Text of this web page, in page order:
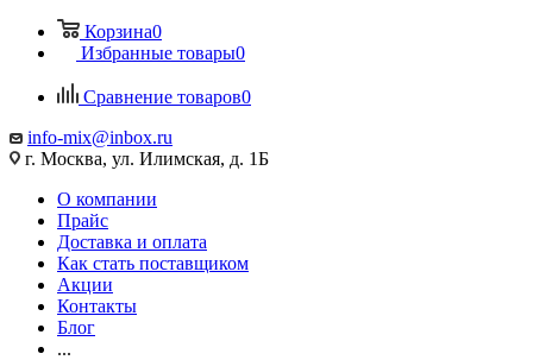
Корзина0
Избранные товары0
Сравнение товаров0
info-mix@inbox.ru
г. Москва, ул. Илимская, д. 1Б
О компании
Прайс
Доставка и оплата
Как стать поставщиком
Акции
Контакты
Блог
...